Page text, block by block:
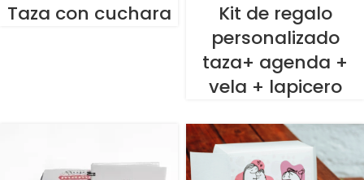
Taza con cuchara
Kit de regalo
personalizado
taza+ agenda +
vela + lapicero